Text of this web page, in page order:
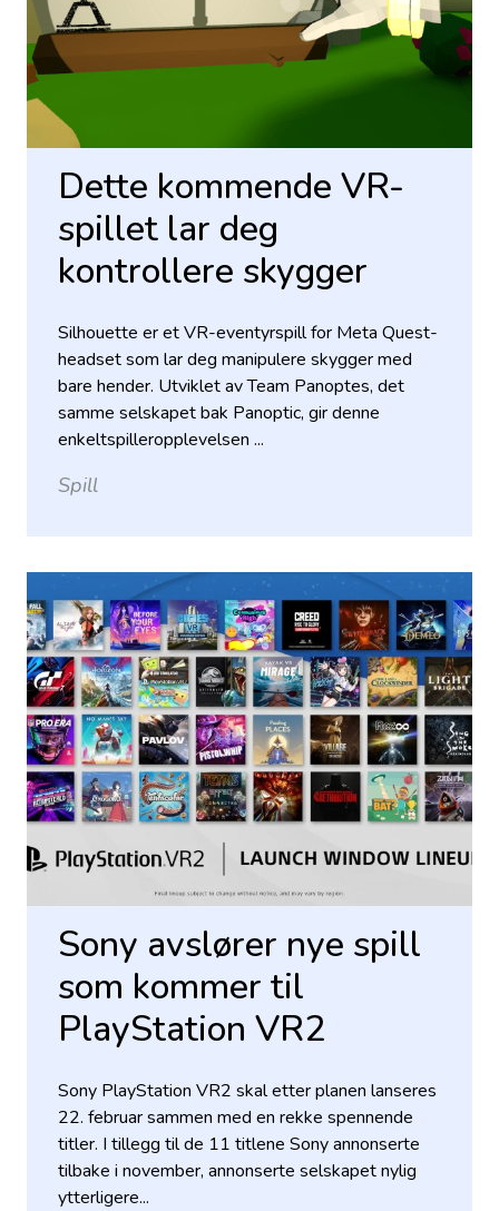
Dette kommende VR-
spillet lar deg
kontrollere skygger
Silhouette er et VR-eventyrspill for Meta Quest-
headset som lar deg manipulere skygger med
bare hender. Utviklet av Team Panoptes, det
samme selskapet bak Panoptic, gir denne
enkeltspilleropplevelsen ...
Spill
Sony avslører nye spill
som kommer til
PlayStation VR2
Sony PlayStation VR2 skal etter planen lanseres
22. februar sammen med en rekke spennende
titler. I tillegg til de 11 titlene Sony annonserte
tilbake i november, annonserte selskapet nylig
ytterligere...